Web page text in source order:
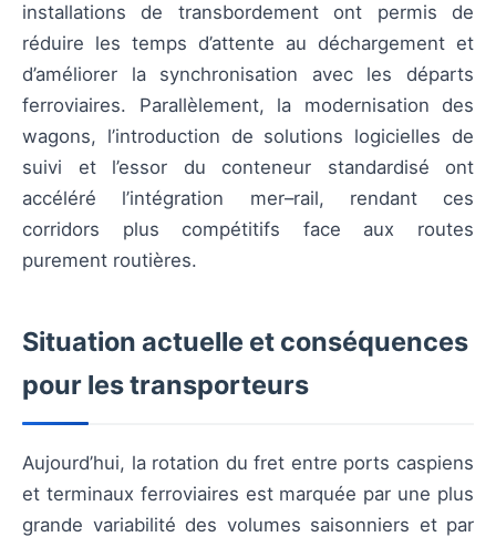
installations de transbordement ont permis de
réduire les temps d’attente au déchargement et
d’améliorer la synchronisation avec les départs
ferroviaires. Parallèlement, la modernisation des
wagons, l’introduction de solutions logicielles de
suivi et l’essor du conteneur standardisé ont
accéléré l’intégration mer–rail, rendant ces
corridors plus compétitifs face aux routes
purement routières.
Situation actuelle et conséquences
pour les transporteurs
Aujourd’hui, la rotation du fret entre ports caspiens
et terminaux ferroviaires est marquée par une plus
grande variabilité des volumes saisonniers et par